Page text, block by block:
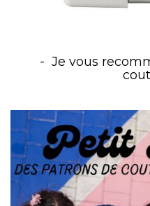
Je vous